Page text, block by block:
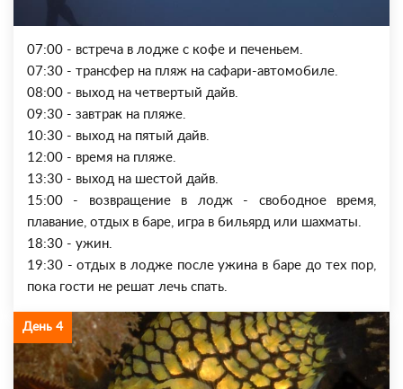
07:00 - встреча в лодже с кофе и печеньем.
07:30 - трансфер на пляж на сафари-автомобиле.
08:00 - выход на четвертый дайв.
09:30 - завтрак на пляже.
10:30 - выход на пятый дайв.
12:00 - время на пляже.
13:30 - выход на шестой дайв.
15:00 - возвращение в лодж - свободное время,
плавание, отдых в баре, игра в бильярд или шахматы.
18:30 - ужин.
19:30 - отдых в лодже после ужина в баре до тех пор,
пока гости не решат лечь спать.
День 4